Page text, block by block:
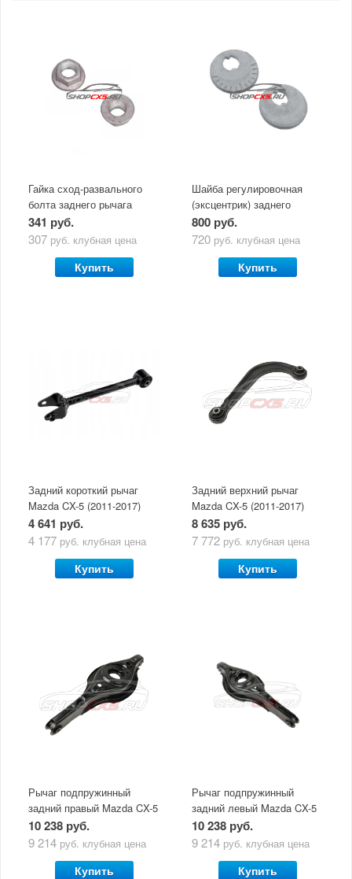
Гайка сход-развального
болта заднего рычага
Mazda
341 руб.
307 руб. клубная цена
Купить
Шайба регулировочная
(эксцентрик) заднего
рычага Mazda
800 руб.
720 руб. клубная цена
Купить
Задний короткий рычаг
Mazda CX-5 (2011-2017)
4 641 руб.
4 177 руб. клубная цена
Купить
Задний верхний рычаг
Mazda CX-5 (2011-2017)
(серповидный)
8 635 руб.
7 772 руб. клубная цена
Купить
Рычаг подпружинный
задний правый Mazda CX-5
(2011-по н.в.)
10 238 руб.
9 214 руб. клубная цена
Купить
Рычаг подпружинный
задний левый Mazda CX-5
(2011-по н.в.)
10 238 руб.
9 214 руб. клубная цена
Купить